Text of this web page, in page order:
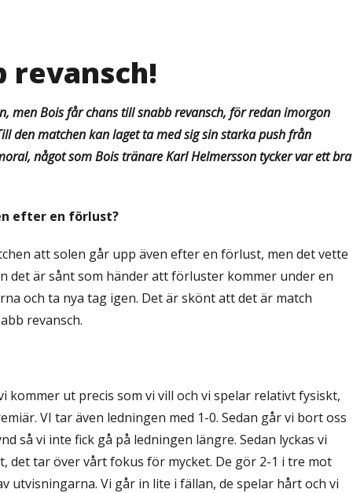
revansch!
men Bois får chans till snabb revansch, för redan imorgon
den matchen kan laget ta med sig sin starka push från
något som Bois tränare Karl Helmersson tycker var ett bra
efter en förlust?
att solen går upp även efter en förlust, men det vette
det är sånt som händer att förluster kommer under en
och ta nya tag igen. Det är skönt att det är match
revansch.
kommer ut precis som vi vill och vi spelar relativt fysiskt,
VI tar även ledningen med 1-0. Sedan går vi bort oss
så vi inte fick gå på ledningen längre. Sedan lyckas vi
det tar över vårt fokus för mycket. De gör 2-1 i tre mot
utvisningarna. Vi går in lite i fällan, de spelar hårt och vi